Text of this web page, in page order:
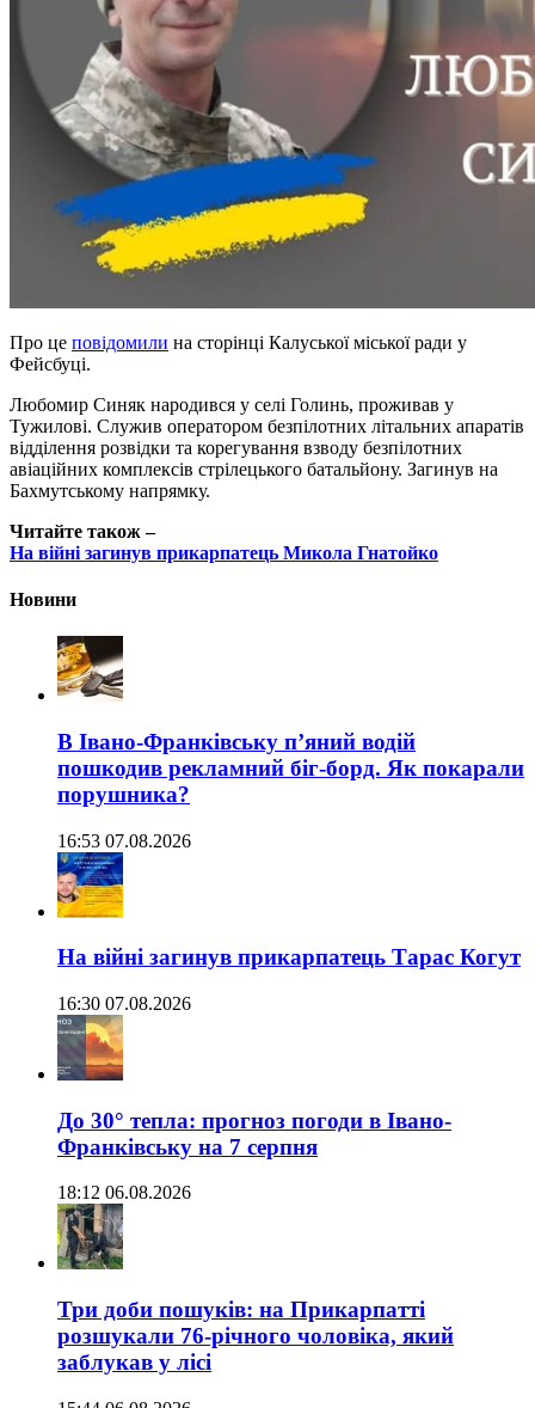
Про це повідомили на сторінці Калуської міської ради у
Фейсбуці.
Любомир Синяк народився у селі Голинь, проживав у
Тужилові. Служив оператором безпілотних літальних апаратів
відділення розвідки та корегування взводу безпілотних
авіаційних комплексів стрілецького батальйону. Загинув на
Бахмутському напрямку.
Читайте також –
На війні загинув прикарпатець Микола Гнатойко
Новини
В Івано-Франківську п’яний водій
пошкодив рекламний біг-борд. Як покарали
порушника?
16:53 07.08.2026
На війні загинув прикарпатець Тарас Когут
16:30 07.08.2026
До 30° тепла: прогноз погоди в Івано-
Франківську на 7 серпня
18:12 06.08.2026
Три доби пошуків: на Прикарпатті
розшукали 76-річного чоловіка, який
заблукав у лісі